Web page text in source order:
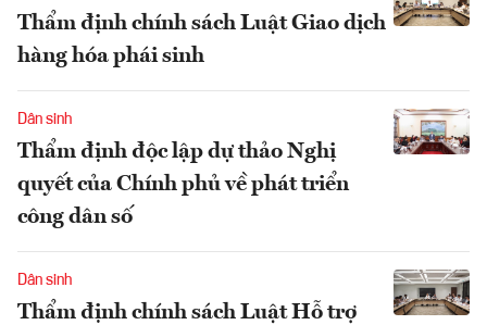
Thẩm định chính sách Luật Giao dịch
hàng hóa phái sinh
Dân sinh
Thẩm định độc lập dự thảo Nghị
quyết của Chính phủ về phát triển
công dân số
Dân sinh
Thẩm định chính sách Luật Hỗ trợ